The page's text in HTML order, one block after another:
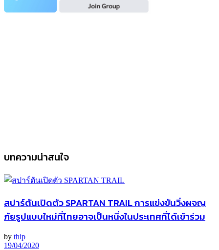
บทความน่าสนใจ
สปาร์ตันเปิดตัว SPARTAN TRAIL การแข่งขันวิ่งผจญ
ภัยรูปแบบใหม่ที่ไทยอาจเป็นหนึ่งในประเทศที่ได้เข้าร่วม
by thip
19/04/2020